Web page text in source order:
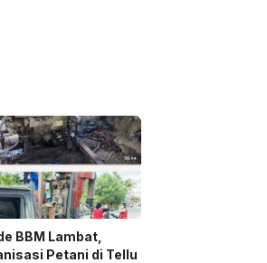
BBM Lambat,
Petani di Tellu